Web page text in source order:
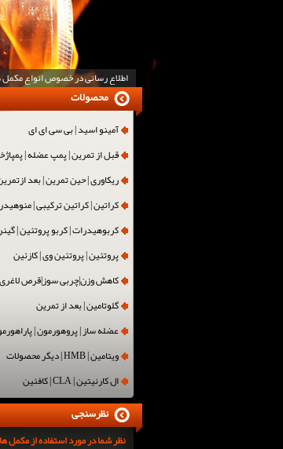
اطلاع رسانی در خصوص انواع
آمینو اسید | بی سی ای ای
قبل از تمرین | پمپ عضله |
ریکاوری | حین تمرین | بعد
کراتین | کراتین ترکیبی |
کربوهیدرات | کربو پروتئین |
پروتئین | پروتئین وی | کازئین
کاهش وزن|چربی سوز|قرص لاغری
گلوتامین | بعد از تمرین
عضله ساز | پروهورمون |
ویتامین | HMB | دیگر محصولات
ال کارنیتین | CLA | کافئین
محصولات
نظر شما در مورد استفاده از مکمل
نظرسنجی